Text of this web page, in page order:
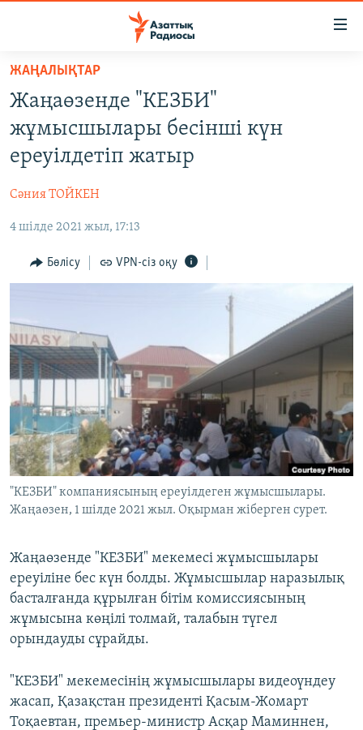
Skip
main
content
main
Skip
Search
САЯСАТ
AZATTYQTV
АДАМ ҚҰҚЫҚТАРЫ
ӘЛЕУМЕТ
ӘЛЕМ
Русский
ЖАЗЫЛЫҢЫЗ
Басқа тілдерде
ЖАҢАЛЫҚТАР
Жаңаөзенде "КЕЗБИ"
жұмысшылары бесінші күн
ереуілдетіп жатыр
Сәния ТОЙКЕН
4 шілде 2021 жыл, 17:13
Бөлісу VPN-сіз оқу
"КЕЗБИ" компаниясының ереуілдеген жұмысшылары.
Жаңаөзен, 1 шілде 2021 жыл. Оқырман жіберген сурет.
Жаңаөзенде "КЕЗБИ" мекемесі жұмысшылары
ереуіліне бес күн болды. Жұмысшылар наразылық
басталғанда құрылған бітім комиссиясының
жұмысына көңілі толмай, талабын түгел
орындауды сұрайды.
"КЕЗБИ" мекемесінің жұмысшылары видеоүндеу
жасап, Қазақстан президенті Қасым-Жомарт
Тоқаевтан, премьер-министр Асқар Маминнен,